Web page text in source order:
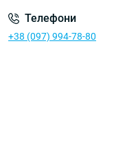
Телефони
+38 (097) 994-78-80